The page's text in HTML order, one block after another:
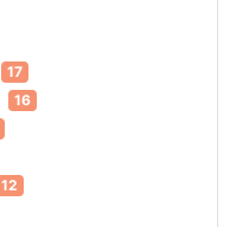
17
16
12